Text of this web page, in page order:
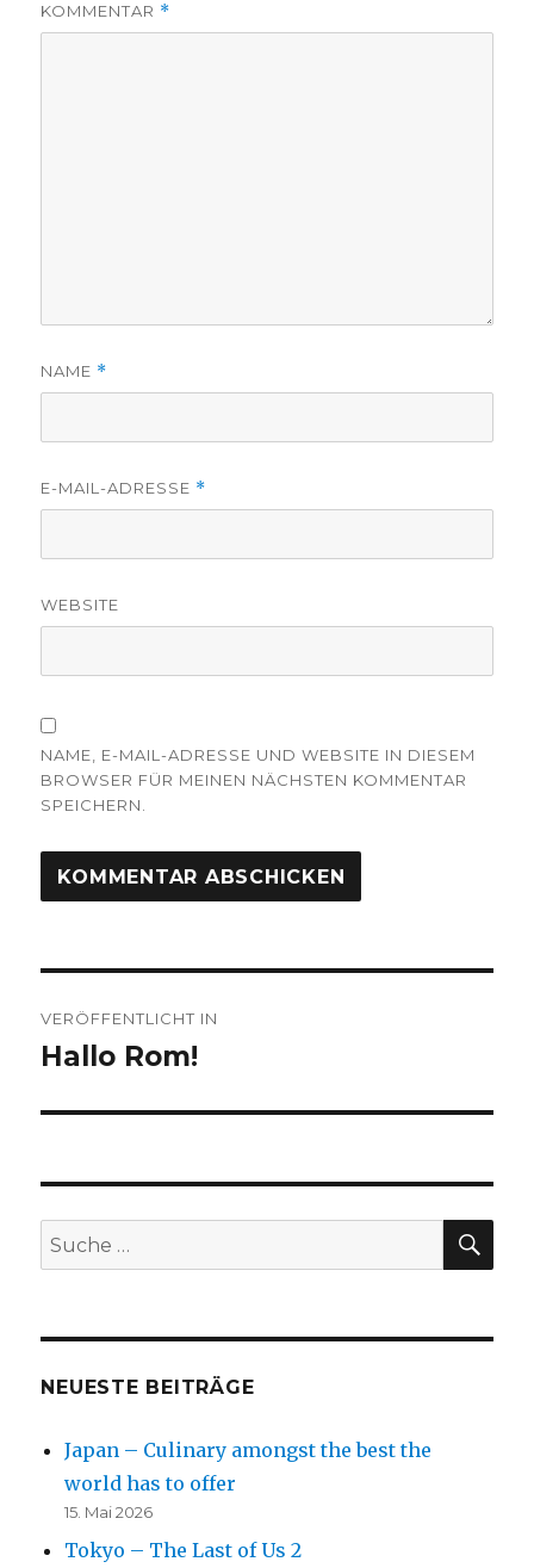
KOMMENTAR *
NAME *
E-MAIL-ADRESSE *
WEBSITE
NAME, E-MAIL-ADRESSE UND WEBSITE IN DIESEM
BROWSER FÜR MEINEN NÄCHSTEN KOMMENTAR
SPEICHERN.
VERÖFFENTLICHT IN
Hallo Rom!
Suche
nach:
NEUESTE BEITRÄGE
Japan – Culinary amongst the best the
world has to offer
15. Mai 2026
Tokyo – The Last of Us 2